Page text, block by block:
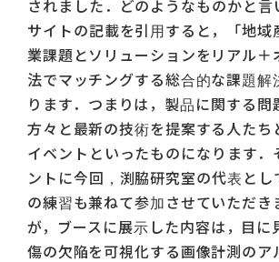
されました．どのようなものかと言
サイトの記載を引用すると，「地域
業課題とソリューションをリアル＋
法でマッチングする総合的な課題解
ります．つまりは，製品に関する問
方々と最新の技術を提案する人たち
イベントといったものになります．
ントに今回，渕脇研究室の代表とし
の練習も兼ねて参加させていただき
が，ブースに展示した内容は，目に
傷の欠陥を可視化する画像計測のア